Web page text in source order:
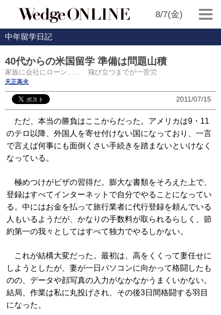
8/7(金)
中年留学日記
40代からの米国留学 準備は問題山積
家族に会社にローン…… 飛び立つまでが一苦労
天正高夫
2011/07/15
ただ、本当の勝負はここからだった。アメリカは9・11
のテロ以降、外国人を寄せ付けない国になっており、一言
で言えば何事にも面倒くさい手続きを踏まないといけなく
なっている。
極めつけがビザの習得だ。膨大な書類をそろえた上で、
登録はすべてインターネットで自分でやることになってい
る。中にはお金を払って旅行業者に代行登録を頼んでいる
人もいるようだが、かなりの手数料が取られるらしく、節
約第一の我々としてはすべて独力でやるしかない。
これが結構大変だった。最初は、高をくくって妻任せに
しようとしたが、妻が一日パソコンに向かって格闘したも
のの、データや顔写真の入力がなかなかうまくいかない。
結局、作業は私に丸投げされ、その後3日間格闘する羽目
になった。